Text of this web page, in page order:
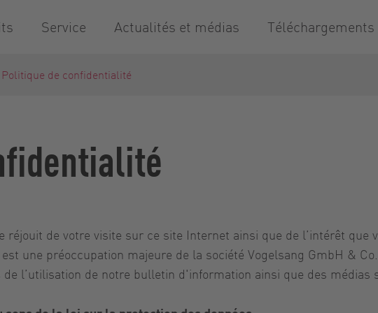
Service Actualités et médias Téléchargements
Politique de confidentialité
réjouit de votre visite sur ce site Internet ainsi que de l’intérêt que
une préoccupation majeure de la société Vogelsang GmbH &
l’utilisation de notre bulletin d'information ainsi que des médias